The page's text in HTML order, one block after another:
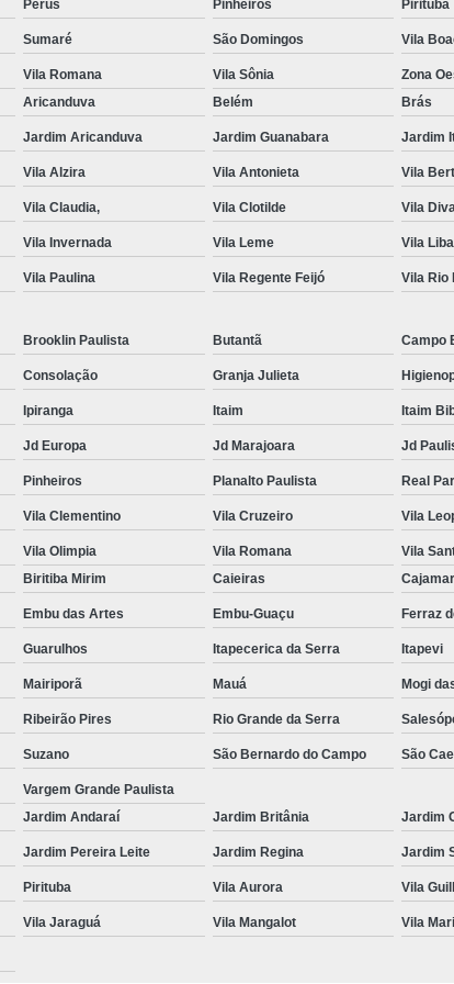
Móveis para Escritório na Zona Oeste
Móveis para Escritório no Centro de SP
Móvel para Escritórios
Arrumar Móveis
Conserto de Moveis de Escritorio
Manutenção Moveis Escritorio
Reforma de Moveis de Escritorio
Reforma de Moveis de Escritorio em SP
Reforma de Moveis de Escritorio na Zona Norte
Reforma de Moveis de Escritorio na Zona Sul
Reforma de Moveis de Escritorio
Reformar Moveis de Escritorio
Reparar
Serviço de Manutenção de Móveis
Serviço de
Perus Pinheiros Pirituba
Sumaré São Domingos Vila
Vila Romana Vila Sônia Zona
Aricanduva Belém Brás
Jardim Aricanduva Jardim Guanabara Jardim
Vila Alzira Vila Antonieta Vila
Vila Claudia, Vila Clotilde Vila Diva
Vila Invernada Vila Leme Vila
Vila Paulina Vila Regente Feijó Vila Rio
Brooklin Paulista Butantã Campo
Consolação Granja Julieta
Ipiranga Itaim Itaim
Jd Europa Jd Marajoara Jd
Pinheiros Planalto Paulista Real
Vila Clementino Vila Cruzeiro Vila
Vila Olimpia Vila Romana Vila
Biritiba Mirim Caieiras Cajamar
Embu das Artes Embu-Guaçu Ferraz
Guarulhos Itapecerica da Serra Itapevi
Mairiporã Mauá Mogi
Ribeirão Pires Rio Grande da Serra
Suzano São Bernardo do Campo São
Vargem Grande Paulista
Jardim Andaraí Jardim Britânia Jardim
Jardim Pereira Leite Jardim Regina Jardim
Pirituba Vila Aurora Vila
Vila Jaraguá Vila Mangalot Vila